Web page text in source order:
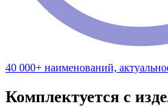
40 000+ наименований,
Комплектуется с